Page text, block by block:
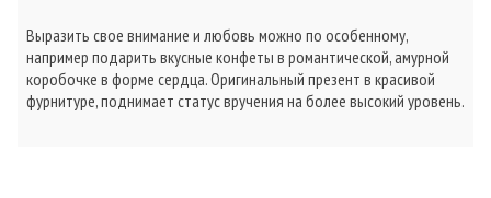
Выразить свое внимание и любовь можно по особенному,
например подарить вкусные конфеты в романтической, амурной
коробочке в форме сердца. Оригинальный презент в красивой
фурнитуре, поднимает статус вручения на более высокий уровень.